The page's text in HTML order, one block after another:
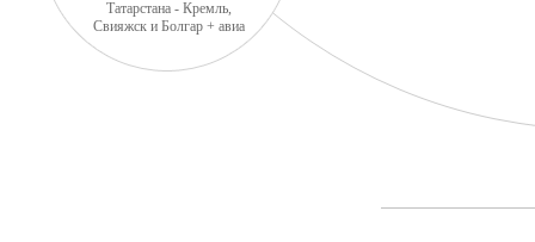
Татарстана - Кремль,
Свияжск и Болгар + авиа